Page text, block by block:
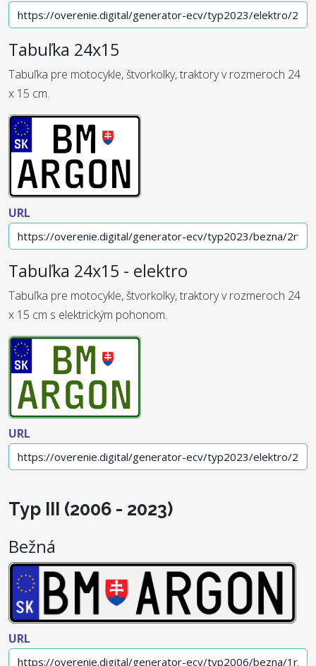
Tabuľka 24x15
Tabuľka pre motocykle, štvorkolky, traktory v rozmeroch 24
x 15 cm.
URL
Tabuľka 24x15 - elektro
Tabuľka pre motocykle, štvorkolky, traktory v rozmeroch 24
x 15 cm s elektrickým pohonom.
URL
Typ III (2006 - 2023)
Bežná
URL